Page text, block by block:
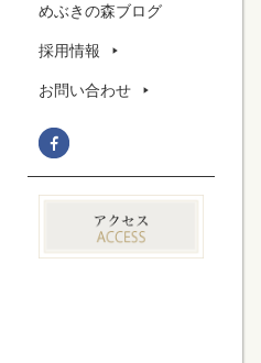
めぶきの森ブログ
採用情報
お問い合わせ